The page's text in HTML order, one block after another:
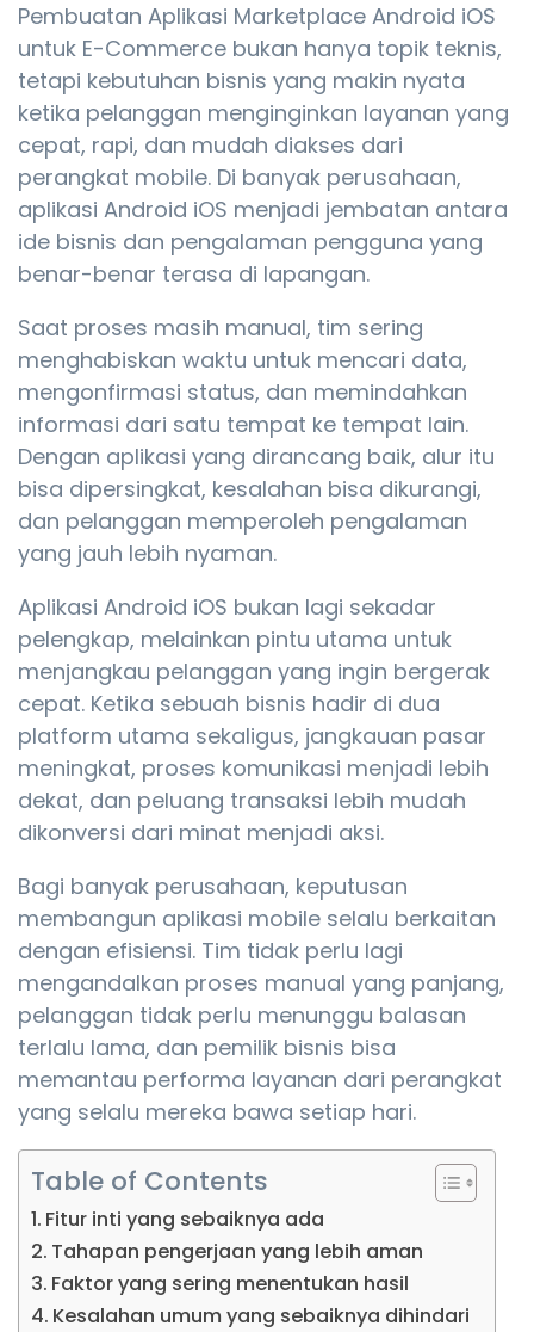
Pembuatan Aplikasi Marketplace Android iOS
untuk E-Commerce bukan hanya topik teknis,
tetapi kebutuhan bisnis yang makin nyata
ketika pelanggan menginginkan layanan yang
cepat, rapi, dan mudah diakses dari
perangkat mobile. Di banyak perusahaan,
aplikasi Android iOS menjadi jembatan antara
ide bisnis dan pengalaman pengguna yang
benar-benar terasa di lapangan.
Saat proses masih manual, tim sering
menghabiskan waktu untuk mencari data,
mengonfirmasi status, dan memindahkan
informasi dari satu tempat ke tempat lain.
Dengan aplikasi yang dirancang baik, alur itu
bisa dipersingkat, kesalahan bisa dikurangi,
dan pelanggan memperoleh pengalaman
yang jauh lebih nyaman.
Aplikasi Android iOS bukan lagi sekadar
pelengkap, melainkan pintu utama untuk
menjangkau pelanggan yang ingin bergerak
cepat. Ketika sebuah bisnis hadir di dua
platform utama sekaligus, jangkauan pasar
meningkat, proses komunikasi menjadi lebih
dekat, dan peluang transaksi lebih mudah
dikonversi dari minat menjadi aksi.
Bagi banyak perusahaan, keputusan
membangun aplikasi mobile selalu berkaitan
dengan efisiensi. Tim tidak perlu lagi
mengandalkan proses manual yang panjang,
pelanggan tidak perlu menunggu balasan
terlalu lama, dan pemilik bisnis bisa
memantau performa layanan dari perangkat
yang selalu mereka bawa setiap hari.
Table of Contents
Fitur inti yang sebaiknya ada
Tahapan pengerjaan yang lebih aman
Faktor yang sering menentukan hasil
Kesalahan umum yang sebaiknya dihindari